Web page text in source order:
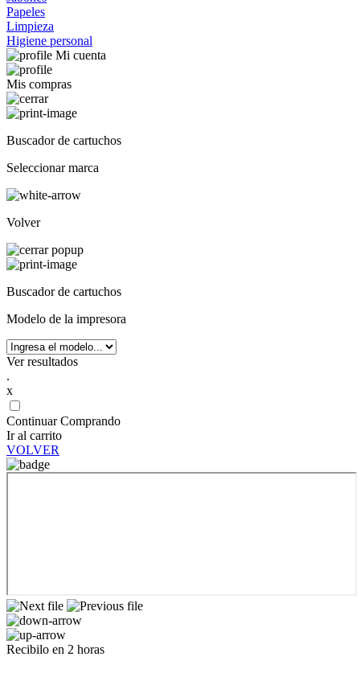
Papeles
Limpieza
Higiene personal
Mi cuenta
Mis compras
Buscador de cartuchos
Seleccionar marca
Volver
Buscador de cartuchos
Modelo de la impresora
Ver resultados
.
x
Continuar Comprando
Ir al carrito
VOLVER
Recibilo en 2 horas